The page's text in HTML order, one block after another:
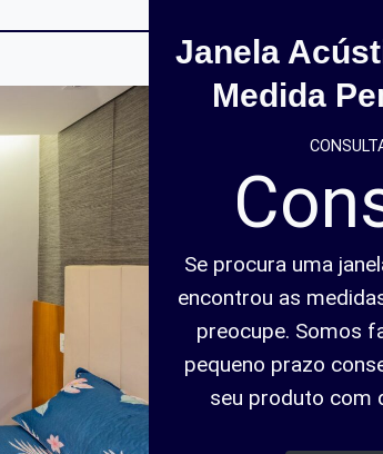
Janela
Medida
Se procura uma
encontrou as
preocupe. Somos
pequeno prazo
seu produto com